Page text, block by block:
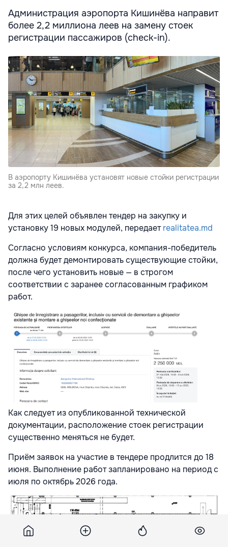
Администрация аэропорта Кишинёва направит
более 2,2 миллиона леев на замену стоек
регистрации пассажиров (check-in).
В аэропорту Кишинёва установят новые стойки регистрации
за 2,2 млн леев.
Для этих целей объявлен тендер на закупку и
установку 19 новых модулей, передаетrealitatea.md
Согласно условиям конкурса, компания-победитель
должна будет демонтировать существующие стойки,
после чего установить новые — в строгом
соответствии с заранее согласованным графиком
работ.
Как следует из опубликованной технической
документации, расположение стоек регистрации
существенно меняться не будет.
Приём заявок на участие в тендере продлится до 18
июня. Выполнение работ запланировано на период с
июля по октябрь 2026 года.